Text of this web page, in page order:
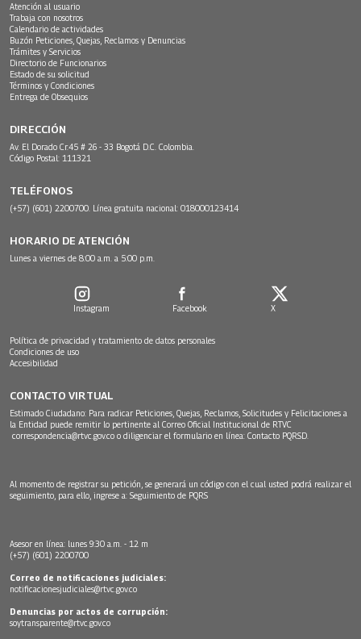
Atención al usuario
Trabaja con nosotros
Calendario de actividades
Buzón Peticiones, Quejas, Reclamos y Denuncias
Trámites y Servicios
Directorio de Funcionarios
Estado de su solicitud
Términos y Condiciones
Entrega de Obsequios
DIRECCIÓN
Av. El Dorado Cr.45 # 26 - 33 Bogotá D.C. Colombia.
Código Postal: 111321
TELÉFONOS
(+57) (601) 2200700. Línea gratuita nacional: 018000123414
HORARIO DE ATENCIÓN
Lunes a viernes de 8:00 a.m. a 5:00 p.m.
Instagram Facebook X
Política de privacidad y tratamiento de datos personales
Condiciones de uso
Accesibilidad
CONTACTO VIRTUAL
Estimado Ciudadano: Para radicar Peticiones, Quejas, Reclamos, Solicitudes y Felicitaciones a
la Entidad puede remitir lo pertinente al Correo Oficial Institucional de RTVC
correspondencia@rtvc.gov.co o diligenciar el formulario en línea: Contacto PQRSD.
Al momento de registrar su petición, se generará un código con el cual usted podrá realizar el
seguimiento, para ello, ingrese a: Seguimiento de PQRS
Asesor en línea: lunes 9:30 a.m. - 12 m
(+57) (601) 2200700
Correo de notificaciones judiciales:
notificacionesjudiciales@rtvc.gov.co
Denuncias por actos de corrupción:
soytransparente@rtvc.gov.co